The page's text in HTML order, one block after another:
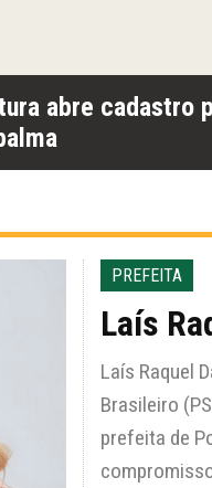
abre cadastro
PREFEITA
Laís
Laís Raquel
Brasileiro
prefeita de